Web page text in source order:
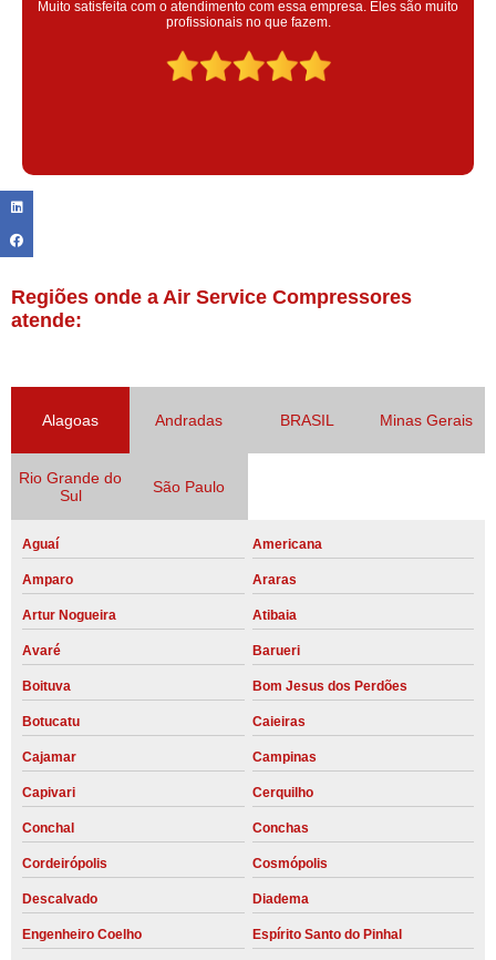
colaoradores educado e transparente, destaque para o colaborador
Claudinei excelente profissional!
Regiões onde a Air Service Compressores
atende:
Alagoas Andradas BRASIL Minas Gerais
Rio Grande do
Sul
São Paulo
Aguaí Americana
Amparo Araras
Artur Nogueira Atibaia
Avaré Barueri
Boituva Bom Jesus dos Perdões
Botucatu Caieiras
Cajamar Campinas
Capivari Cerquilho
Conchal Conchas
Cordeirópolis Cosmópolis
Descalvado Diadema
Engenheiro Coelho Espírito Santo do Pinhal